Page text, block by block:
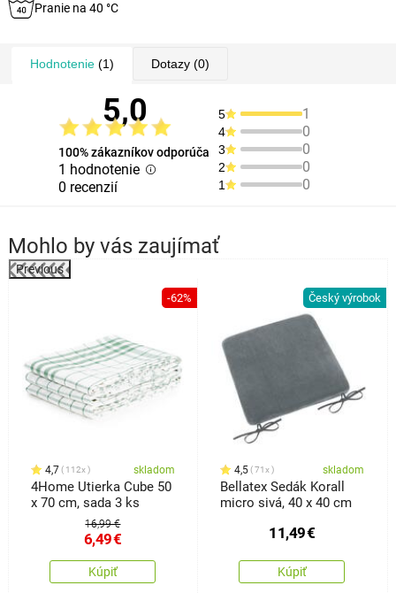
Pranie na 40 °C
Hodnotenie(1) Dotazy(0)
5,0
100% zákazníkov odporúča
1 hodnotenie
0 recenzií
5 1
4 0
3 0
2 0
1 0
Mohlo by vás zaujímať
Previous
-62%
4,7 112x skladom
4Home Utierka Cube 50
x 70 cm, sada 3 ks
16,99 €
6,49€
Kúpiť
Český výrobok
4,5 71x skladom
Bellatex Sedák Korall
micro sivá, 40 x 40 cm
11,49€
Kúpiť